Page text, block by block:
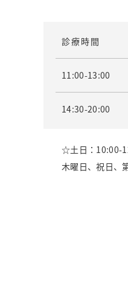
診療時間
11:00-13:00
14:30-20:00
☆土日：10:00-
木曜日、祝日、